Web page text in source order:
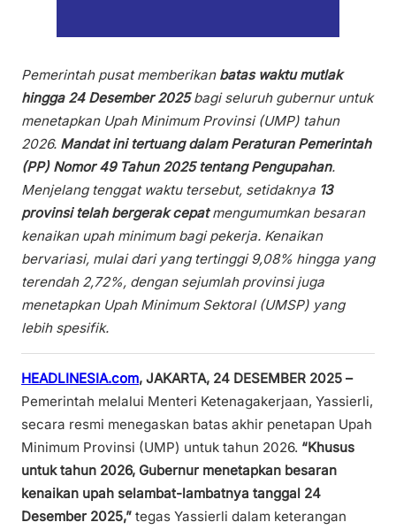
Pemerintah pusat memberikan batas waktu mutlak
hingga 24 Desember 2025bagi seluruh gubernur untuk
menetapkan Upah Minimum Provinsi (UMP) tahun
2026. Mandat ini tertuang dalam Peraturan Pemerintah
(PP) Nomor 49 Tahun 2025 tentang Pengupahan.
Menjelang tenggat waktu tersebut, setidaknya 13
provinsi telah bergerak cepatmengumumkan besaran
kenaikan upah minimum bagi pekerja. Kenaikan
bervariasi, mulai dari yang tertinggi 9,08% hingga yang
terendah 2,72%, dengan sejumlah provinsi juga
menetapkan Upah Minimum Sektoral (UMSP) yang
lebih spesifik.
HEADLINESIA.com, JAKARTA, 24 DESEMBER 2025 –
Pemerintah melalui Menteri Ketenagakerjaan, Yassierli,
secara resmi menegaskan batas akhir penetapan Upah
Minimum Provinsi (UMP) untuk tahun 2026. “Khusus
untuk tahun 2026, Gubernur menetapkan besaran
kenaikan upah selambat-lambatnya tanggal 24
Desember 2025,” tegas Yassierli dalam keterangan